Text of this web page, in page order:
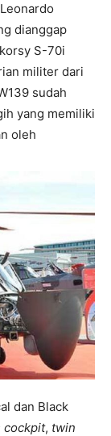
dianggap
S-70i
militer dari
sudah
yang memiliki
oleh
dan Black
cockpit, twin